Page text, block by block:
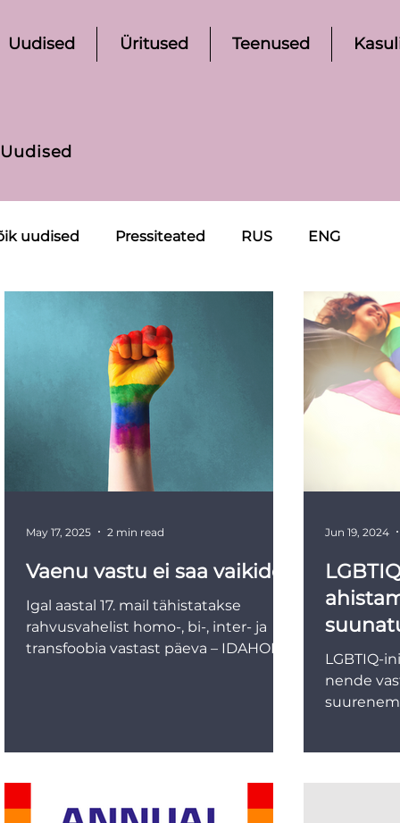
Uudised Üritused Teenused
Uudised
uudised Pressiteated RUS ENG
Vaenu vastu ei saa vaikides
Igal aastal 17. mail tähistatakse
rahvusvahelist homo-, bi-, inter- ja
transfoobia vastast päeva – IDAHOBIT
May 17, 2025 2 min read
LGBTIQ-
nende
Jun 19, 2024